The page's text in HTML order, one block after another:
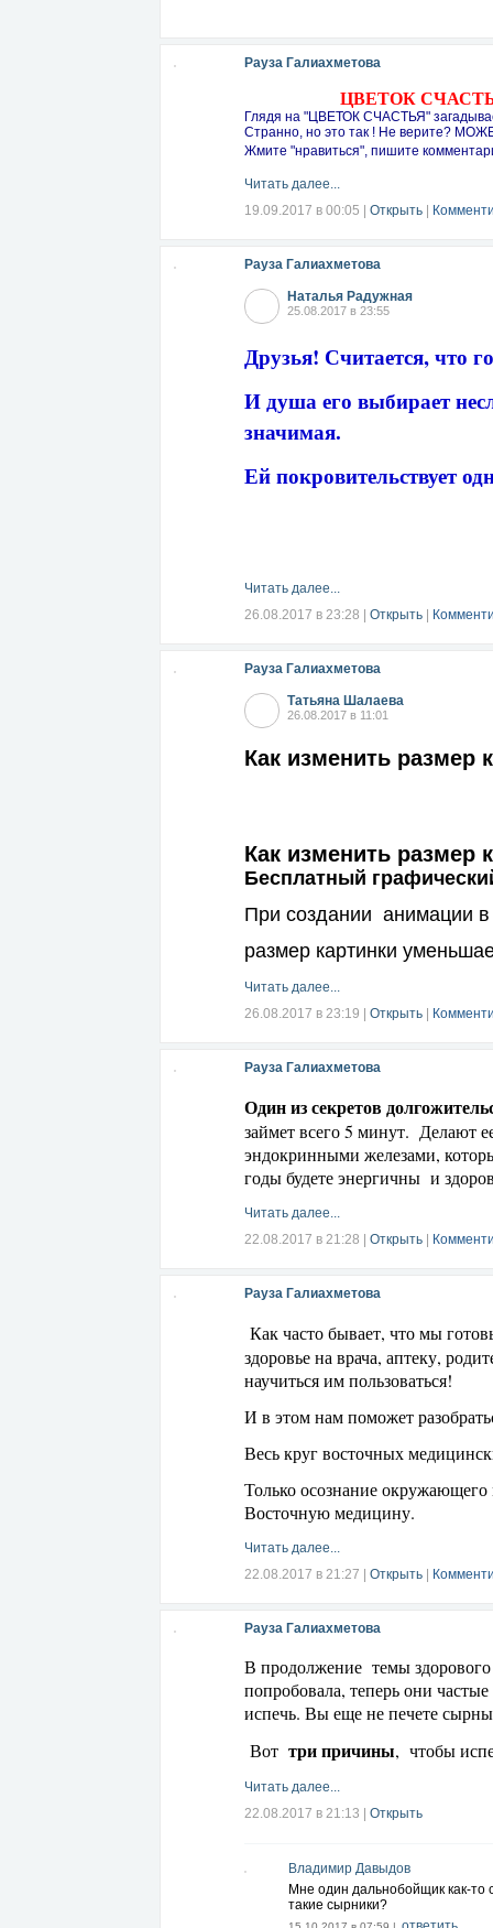
Рауза Галиахметова
ЦВЕТОК
Глядя на "ЦВЕТОК СЧАСТЬЯ"
Странно, но это так ! Не верите?
Жмите "нравиться", пишите
Читать далее...
19.09.2017 в 00:05
Открыть
Рауза Галиахметова
Наталья Радужная
25.08.2017 в 23:55
Друзья! Считается, что
И душа его выбирает
значимая.
Ей покровительствует
Читать далее...
26.08.2017 в 23:28
Открыть
Рауза Галиахметова
Татьяна Шалаева
26.08.2017 в 11:01
Как изменить размер
Как изменить размер
Бесплатный
При создании анимации в
размер картинки
Читать далее...
26.08.2017 в 23:19
Открыть
Рауза Галиахметова
Один из секретов
займет всего 5 минут. Делают
эндокринными железами,
годы будете энергичны и
Читать далее...
22.08.2017 в 21:28
Открыть
Рауза Галиахметова
Как часто бывает, что мы
здоровье на врача, аптеку,
научиться им пользоваться!
И в этом нам поможет
Весь круг восточных
Только осознание
Восточную медицину.
Читать далее...
22.08.2017 в 21:27
Открыть
Рауза Галиахметова
В продолжение темы
попробовала, теперь они
испечь. Вы еще не печете
Вот три причины, чтобы
Читать далее...
22.08.2017 в 21:13
Открыть
Владимир Давыдов
Мне один дальнобойщик как-то
такие сырники?